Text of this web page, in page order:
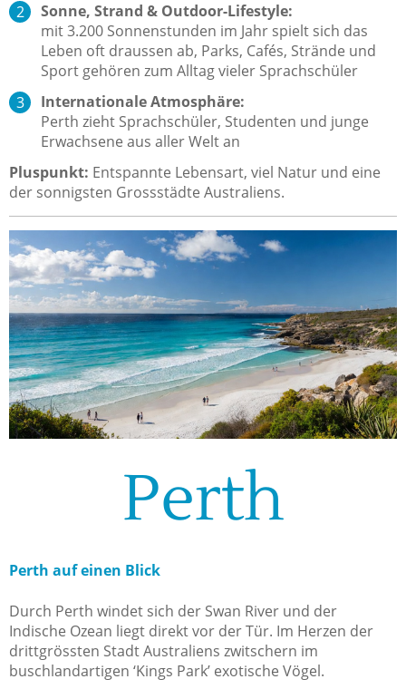
Sonne, Strand & Outdoor-Lifestyle:
mit 3.200 Sonnenstunden im Jahr spielt sich das
Leben oft draussen ab, Parks, Cafés, Strände und
Sport gehören zum Alltag vieler Sprachschüler
Internationale Atmosphäre:
Perth zieht Sprachschüler, Studenten und junge
Erwachsene aus aller Welt an
Pluspunkt: Entspannte Lebensart, viel Natur und eine
der sonnigsten Grossstädte Australiens.
Perth
Perth auf einen Blick
Durch Perth windet sich der Swan River und der
Indische Ozean liegt direkt vor der Tür. Im Herzen der
drittgrössten Stadt Australiens zwitschern im
buschlandartigen ‘Kings Park’ exotische Vögel.